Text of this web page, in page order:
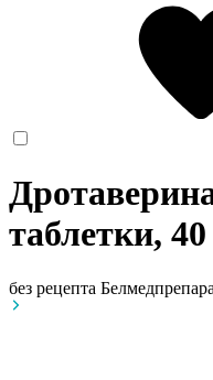
таблетки,
без рецепта